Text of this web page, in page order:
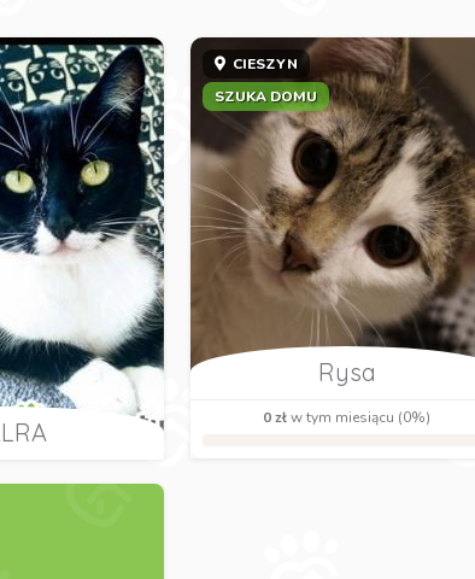
CIESZYN
SZUKA DOMU
Rysa
0 złw tym miesiącu (0%)